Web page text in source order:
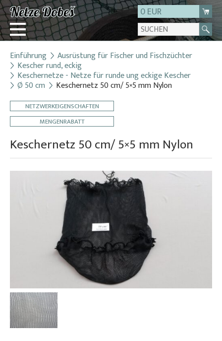
0 EUR
Login
Registrierung
Kontakt
Einführung Ausrüstung für Fischer und Fischzüchter
Kescher rund, eckig
Keschernetze - Netze für runde ung eckige Kescher
Ø 50 cm Keschernetz 50 cm/ 5×5 mm Nylon
NETZWERKEIGENSCHAFTEN
MENGENRABATT
Keschernetz 50 cm/ 5×5 mm Nylon